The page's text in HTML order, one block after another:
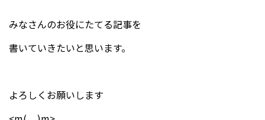
みなさんのお役にたてる記事を
書いていきたいと思います。
よろしくお願いします